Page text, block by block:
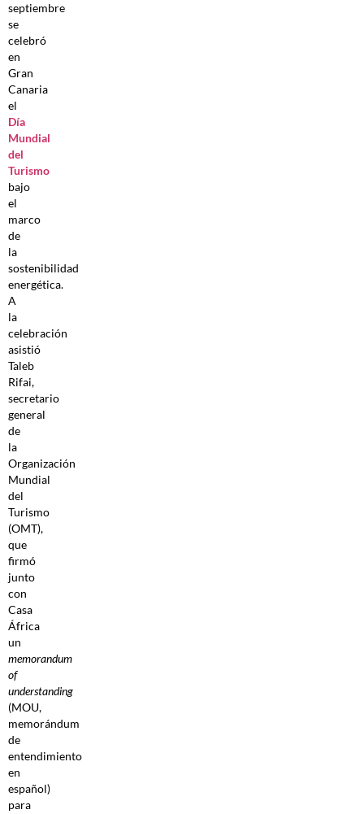
septiembre
se
celebró
en
Gran
Canaria
el
Día
Mundial
del
Turismo
bajo
el
marco
de
la
sostenibilidad
energética.
A
la
celebración
asistió
Taleb
Rifai,
secretario
general
de
la
Organización
Mundial
del
Turismo
(OMT),
que
firmó
junto
con
Casa
África
un
memorandum
of
understanding
(MOU,
memorándum
de
entendimiento
en
español)
para